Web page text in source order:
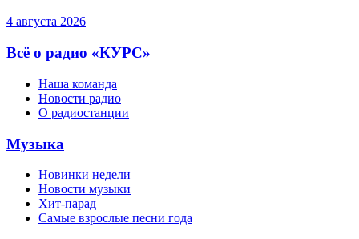
4 августа 2026
Всё о радио «КУРС»
Наша команда
Новости радио
О радиостанции
Музыка
Новинки недели
Новости музыки
Хит-парад
Самые взрослые песни года